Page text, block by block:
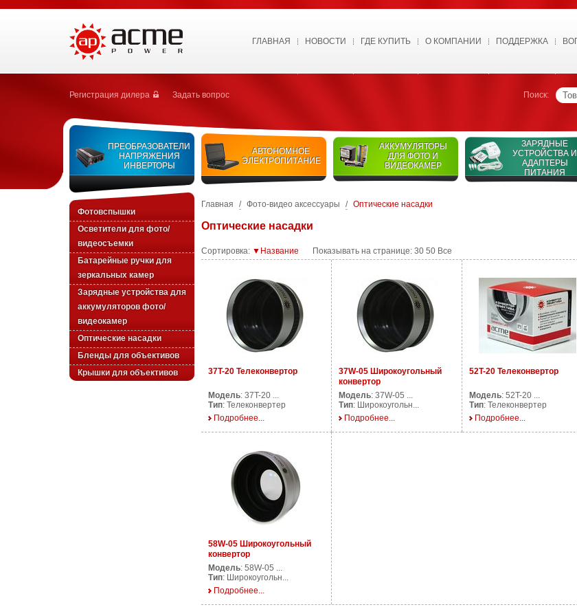
ГЛАВНАЯ НОВОСТИ ГДЕ КУПИТЬ О КОМПАНИИ ПОДДЕРЖКА
Регистрация дилера Задать вопрос Поиск:
ПРЕОБРАЗОВАТЕЛИ
НАПРЯЖЕНИЯ
ИНВЕРТОРЫ
АВТОНОМНОЕ
ЭЛЕКТРОПИТАНИЕ
АККУМУЛЯТОРЫ
ДЛЯ ФОТО И
ВИДЕОКАМЕР
ЗАРЯДНЫЕ
УСТРОЙСТВА И
АДАПТЕРЫ
ПИТАНИЯ
Фотовспышки
Осветители для фото/
видеосъемки
Батарейные ручки для
зеркальных камер
Зарядные устройства для
аккумуляторов фото/
видеокамер
Оптические насадки
Бленды для объективов
Крышки для объективов
Главная / Фото-видео аксессуары / Оптические насадки
Оптические насадки
Сортировка: ▼Название Показывать на странице: 30 50 Все
37T-20 Телеконвертор
Модель: 37T-20 ...
Тип: Телеконвертер
Подробнее...
37W-05 Широкоугольный
конвертор
Модель: 37W-05 ...
Тип: Широкоугольн...
Подробнее...
52T-20 Телеконвертор
Модель: 52T-20 ...
Тип: Телеконвертер
Подробнее...
58W-05 Широкоугольный
конвертор
Модель: 58W-05 ...
Тип: Широкоугольн...
Подробнее...